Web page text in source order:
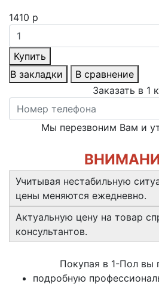
1410 р
Купить
В закладки
В сравнение
Заказать в 1
Мы перезвоним Вам и
Учитывая нестабильную
цены меняются ежедневно.
Актуальную цену на товар
консультантов.
Покупая в 1-Пол вы
подробную